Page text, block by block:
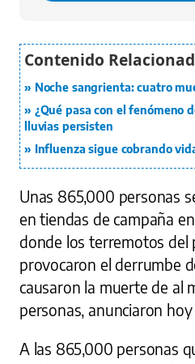
Noche sangrienta: cuatro
¿Qué pasa con el fenómeno
lluvias persisten
Influenza sigue cobrando
Unas 865,000 personas
en tiendas de campaña
donde los terremotos del
provocaron el derrumbe
causaron la muerte de al
personas, anunciaron
A las 865,000 personas